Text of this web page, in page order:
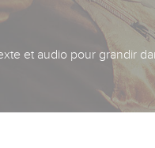
et audio pour grandir